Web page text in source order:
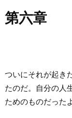
第六章
ついにそれが起き
たのだ。自分の人
ためのものだった